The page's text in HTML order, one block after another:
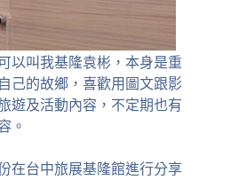
以叫我基隆袁彬，本身是重
己的故鄉，喜歡用圖文跟影
遊及活動內容，不定期也有
。
在台中旅展基隆館進行分享